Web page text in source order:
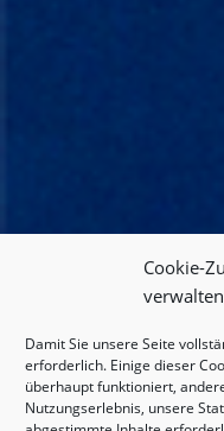
Cookie-
verwalten
Damit Sie unsere Seite
erforderlich. Einige dieser
überhaupt funktioniert,
Nutzungserlebnis, unsere